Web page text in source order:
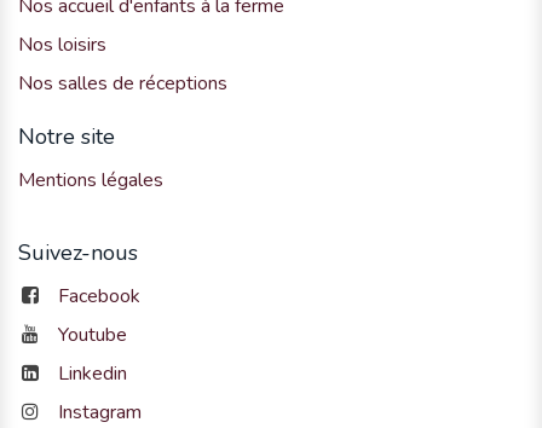
Nos accueil d'enfants à la ferme
Nos loisirs
Nos salles de réceptions
Notre site
Mentions légales
Suivez-nous
Facebook
Youtube
Linkedin
Instagram